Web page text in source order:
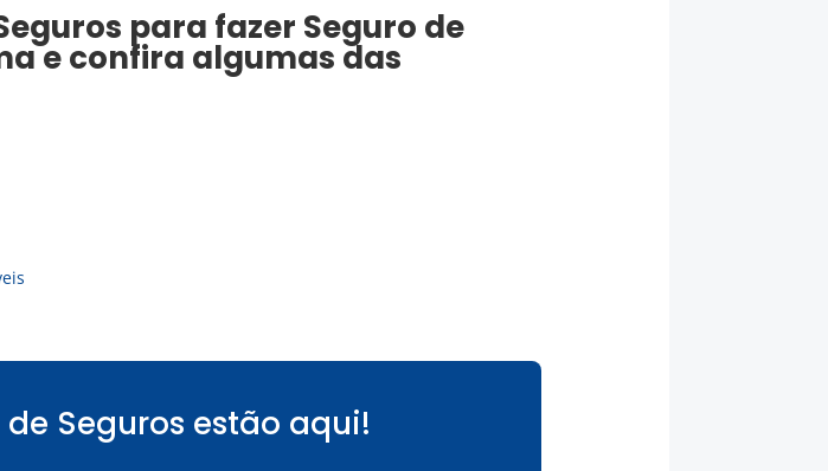
para fazer Seguro de
e confira algumas das
de Seguros estão aqui!